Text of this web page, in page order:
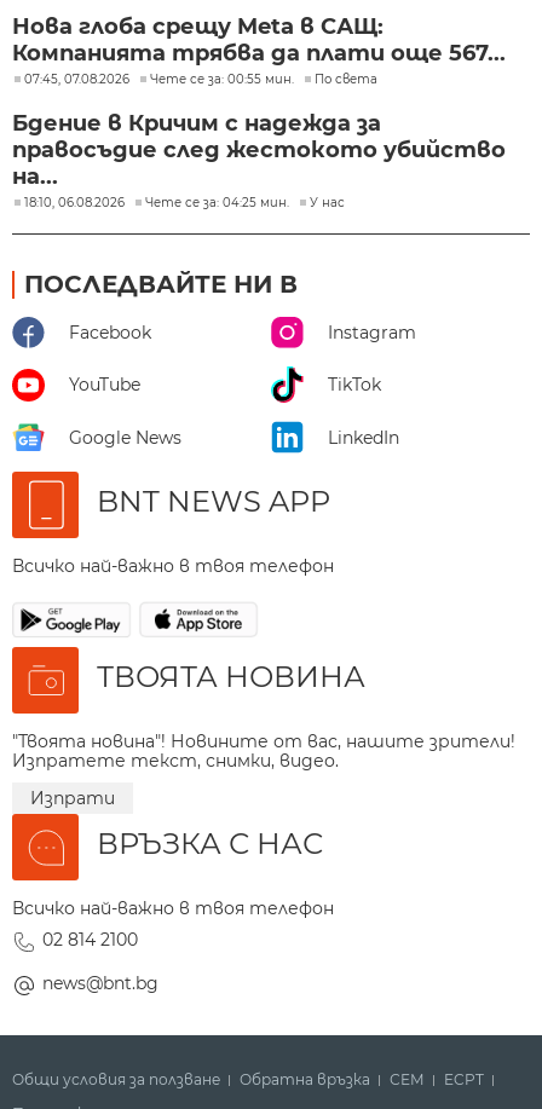
Нова глоба срещу Meta в САЩ:
Компанията трябва да плати още 567...
07:45, 07.08.2026 Чете се за: 00:55 мин. По света
Бдение в Кричим с надежда за
правосъдие след жестокото убийство
на...
18:10, 06.08.2026 Чете се за: 04:25 мин. У нас
ПОСЛЕДВАЙТЕ НИ В
Facebook Instagram
YouTube TikTok
Google News LinkedIn
BNT NEWS APP
Всичко най-важно в твоя телефон
ТВОЯТА НОВИНА
"Твоята новина"! Новините от вас, нашите зрители!
Изпратете текст, снимки, видео.
Изпрати
ВРЪЗКА С НАС
Всичко най-важно в твоя телефон
02 814 2100
news@bnt.bg
Общи условия за ползване Обратна връзка СЕМ
ECPT